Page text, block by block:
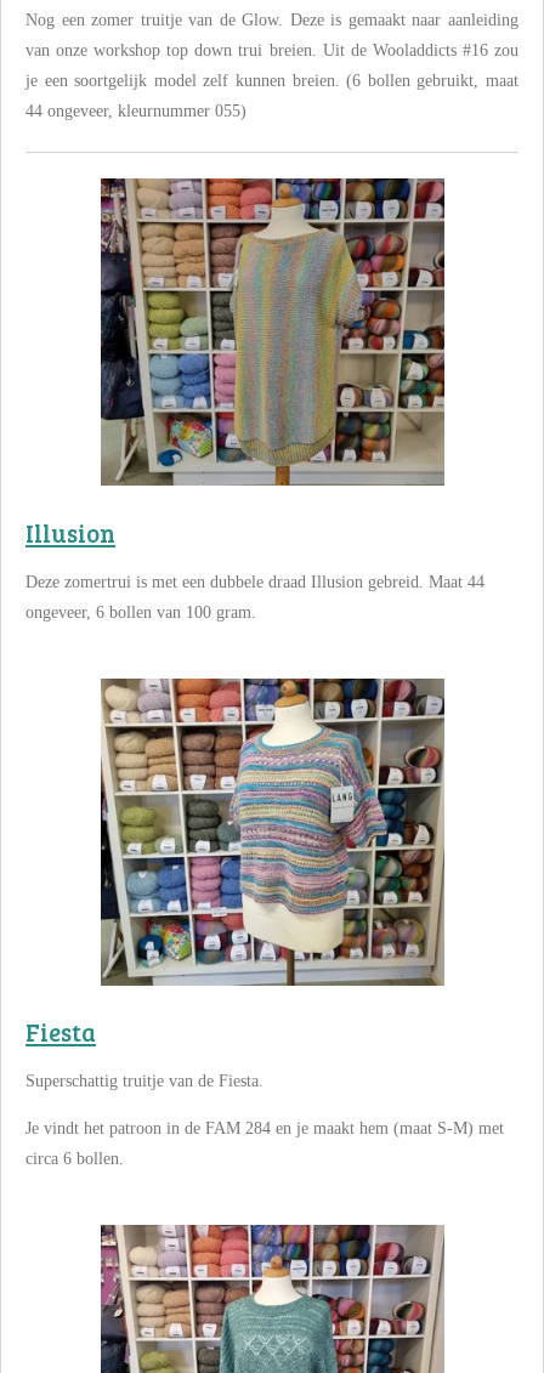
Nog een zomer truitje van de Glow. Deze is gemaakt naar aanleiding
van onze workshop top down trui breien. Uit de Wooladdicts #16 zou
je een soortgelijk model zelf kunnen breien. (6 bollen gebruikt, maat
44 ongeveer, kleurnummer 055)
Illusion
Deze zomertrui is met een dubbele draad Illusion gebreid. Maat 44
ongeveer, 6 bollen van 100 gram.
Fiesta
Superschattig truitje van de Fiesta.
Je vindt het patroon in de FAM 284 en je maakt hem (maat S-M) met
circa 6 bollen.